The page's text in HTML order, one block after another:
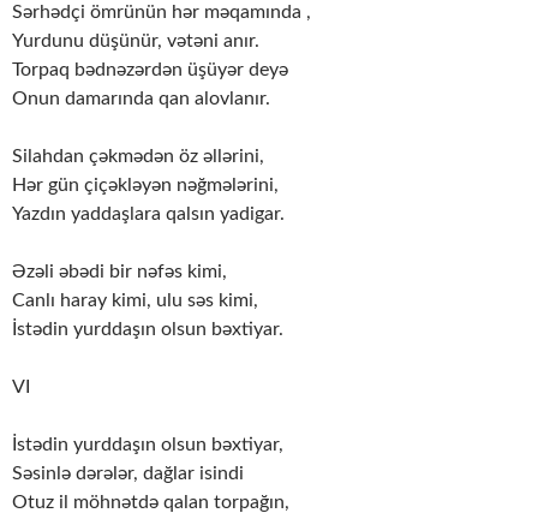
Sərhədçi ömrünün hər məqamında ,
Yurdunu düşünür, vətəni anır.
Torpaq bədnəzərdən üşüyər deyə
Onun damarında qan alovlanır.
Silahdan çəkmədən öz əllərini,
Hər gün çiçəkləyən nəğmələrini,
Yazdın yaddaşlara qalsın yadigar.
Əzəli əbədi bir nəfəs kimi,
Canlı haray kimi, ulu səs kimi,
İstədin yurddaşın olsun bəxtiyar.
VI
İstədin yurddaşın olsun bəxtiyar,
Səsinlə dərələr, dağlar isindi
Otuz il möhnətdə qalan torpağın,